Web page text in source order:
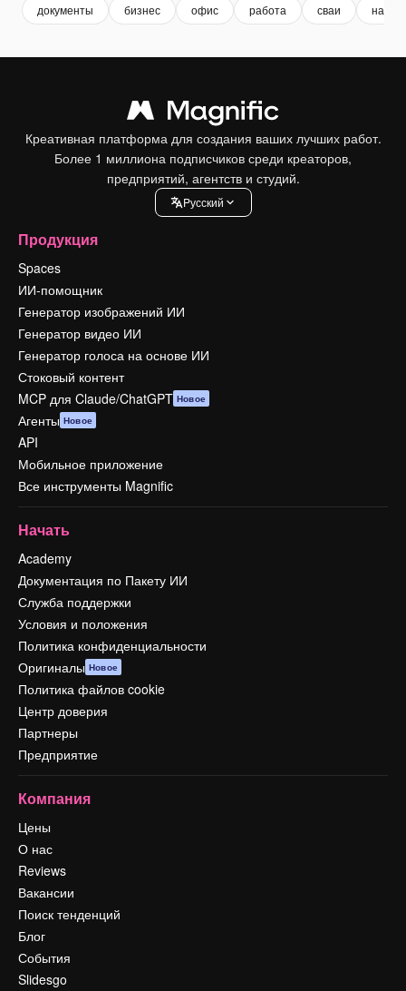
документы бизнес офис работа сваи
Креативная платформа для создания ваших лучших работ.
Более 1 миллиона подписчиков среди креаторов,
предприятий, агентств и студий.
Pусский
Продукция
Spaces
ИИ-помощник
Генератор изображений ИИ
Генератор видео ИИ
Генератор голоса на основе ИИ
Стоковый контент
MCP для Claude/ChatGPT Новое
Агенты Новое
API
Мобильное приложение
Все инструменты Magnific
Начать
Academy
Документация по Пакету ИИ
Служба поддержки
Условия и положения
Политика конфиденциальности
Оригиналы Новое
Политика файлов cookie
Центр доверия
Партнеры
Предприятие
Компания
Цены
О нас
Reviews
Вакансии
Поиск тенденций
Блог
События
Slidesgo